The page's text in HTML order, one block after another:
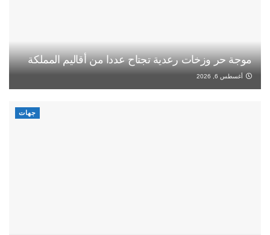
موجة حر وزخات رعدية تجتاح عددا من أقاليم المملكة
أغسطس 6, 2026
جهات